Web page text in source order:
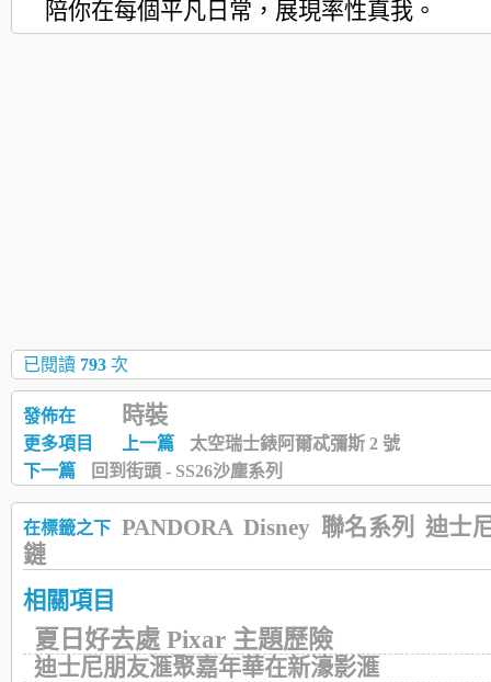
陪你在每個平凡日常， 展現率性真我。
已閱讀 793 次
發佈在 時裝
更多項目 上一篇
太空瑞士錶阿爾忒彌斯 2 號
下一篇
回到街頭 - SS26沙塵系列
在標籤之下 PANDORA Disney 聯名系列
迪士
鏈
相關項目
夏日好去處 Pixar 主題歷險
迪士尼朋友滙聚嘉年華在新濠影滙